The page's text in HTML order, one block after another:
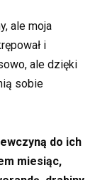
ale moja
i
ale dzięki
sobie
do ich
miesiąc,